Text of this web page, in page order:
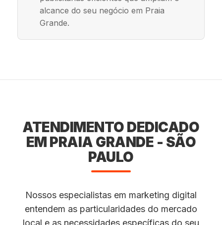
alcance do seu negócio em Praia
Grande.
ATENDIMENTO DEDICADO
EM PRAIA GRANDE - SÃO
PAULO
Nossos especialistas em marketing digital
entendem as particularidades do mercado
local e as necessidades específicas do seu